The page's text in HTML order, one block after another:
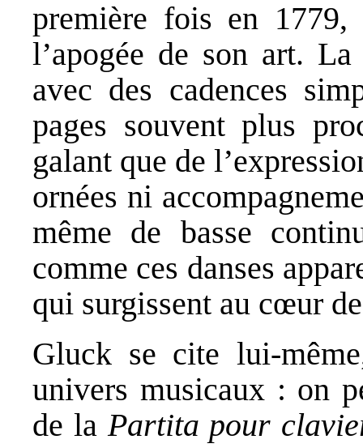
première fois en 1779,
l’apogée de son art.
avec des cadences
pages souvent plus
galant que de
ornées ni
même de basse
comme ces danses
qui surgissent au cœur
Gluck se cite lui-
univers musicaux : on
de la Partita pour